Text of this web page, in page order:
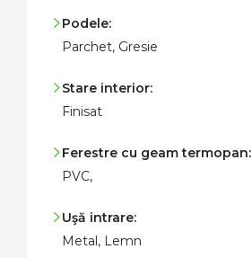
Podele:
Parchet, Gresie
Stare interior:
Finisat
Ferestre cu geam termopan:
PVC,
Uşă intrare:
Metal, Lemn